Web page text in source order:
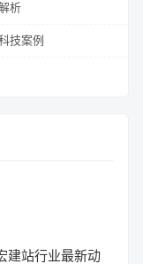
析
技案例
建站行业最新动